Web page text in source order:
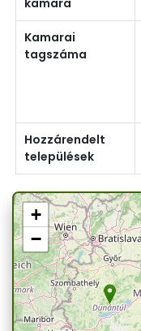
Kamarai
tagszáma
Hozzárendelt
települések
+
−